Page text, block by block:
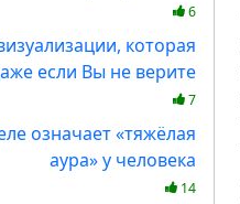
6
которая
если Вы не верите
7
означает «тяжёлая
аура» у человека
14